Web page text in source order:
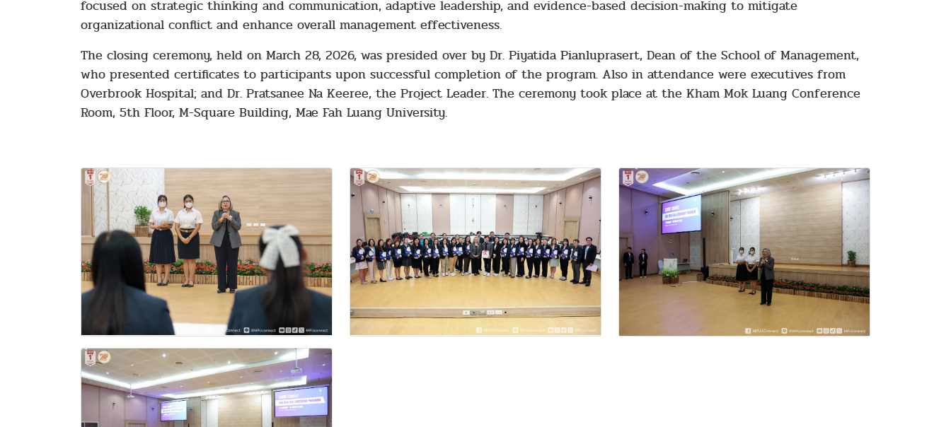
focused on strategic thinking and communication, adaptive leadership, and evidence-based decision-making to mitigate
organizational conflict and enhance overall management effectiveness.
The closing ceremony, held on March 28, 2026, was presided over by Dr. Piyatida Pianluprasert, Dean of the School of Management,
who presented certificates to participants upon successful completion of the program. Also in attendance were executives from
Overbrook Hospital; and Dr. Pratsanee Na Keeree, the Project Leader. The ceremony took place at the Kham Mok Luang Conference
Room, 5th Floor, M-Square Building, Mae Fah Luang University.